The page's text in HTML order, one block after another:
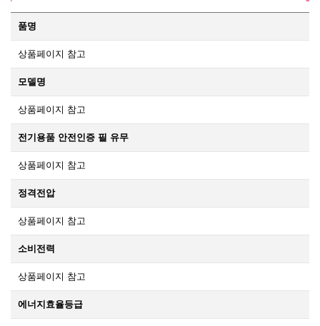
품명
상품페이지 참고
모델명
상품페이지 참고
전기용품 안전인증 필 유무
상품페이지 참고
정격전압
상품페이지 참고
소비전력
상품페이지 참고
에너지효율등급